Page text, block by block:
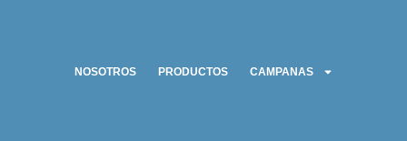
NOSOTROS PRODUCTOS CAMPANAS